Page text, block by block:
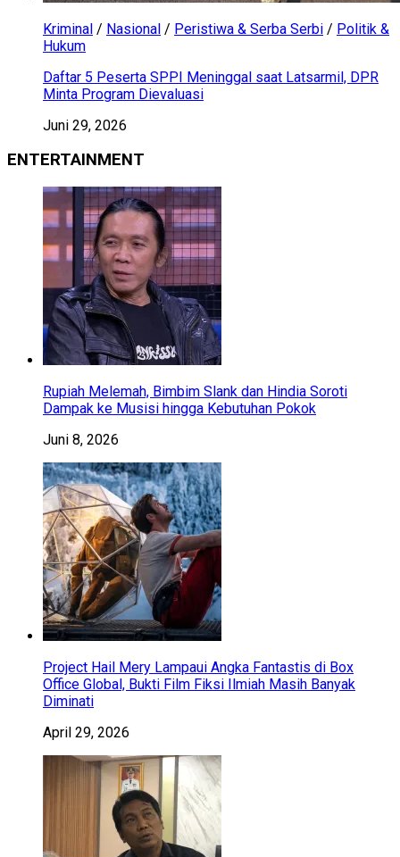
Kriminal / Nasional / Peristiwa & Serba Serbi / Politik &
Hukum
Daftar 5 Peserta SPPI Meninggal saat Latsarmil, DPR
Minta Program Dievaluasi
Juni 29, 2026
ENTERTAINMENT
Rupiah Melemah, Bimbim Slank dan Hindia Soroti
Dampak ke Musisi hingga Kebutuhan Pokok
Juni 8, 2026
Project Hail Mery Lampaui Angka Fantastis di Box
Office Global, Bukti Film Fiksi Ilmiah Masih Banyak
Diminati
April 29, 2026